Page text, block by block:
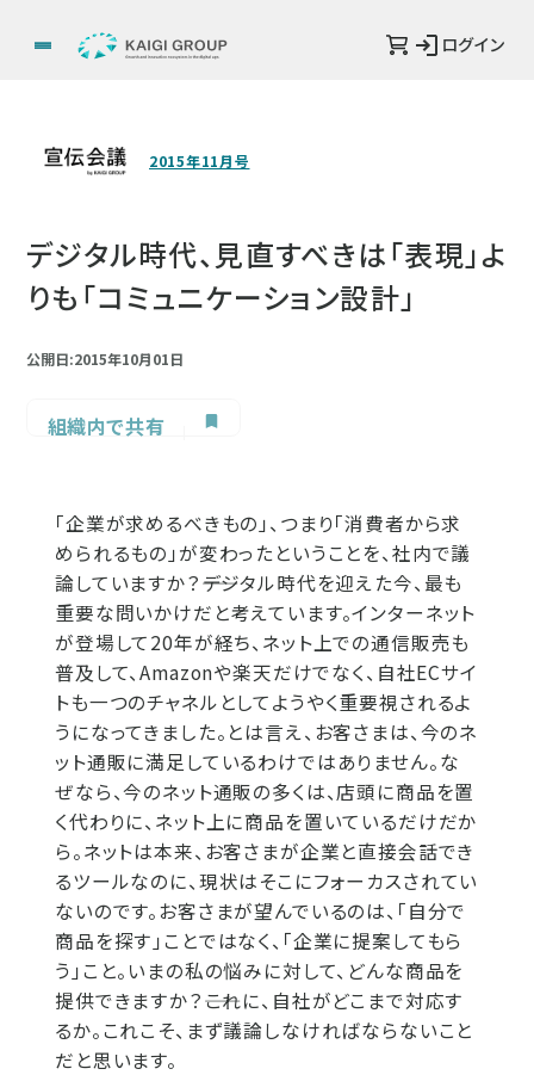
ログイン
2015年11月号
デジタル時代、見直すべきは「表現」よ
りも「コミュニケーション設計」
公開日:2015年10月01日
組織内で共有
「企業が求めるべきもの」、つまり「消費者から求
められるもの」が変わったということを、社内で議
論していますか？――デジタル時代を迎えた今、最も
重要な問いかけだと考えています。インターネット
が登場して20年が経ち、ネット上での通信販売も
普及して、Amazonや楽天だけでなく、自社ECサイ
トも一つのチャネルとしてようやく重要視されるよ
うになってきました。とは言え、お客さまは、今のネ
ット通販に満足しているわけではありません。な
ぜなら、今のネット通販の多くは、店頭に商品を置
く代わりに、ネット上に商品を置いているだけだか
ら。ネットは本来、お客さまが企業と直接会話でき
るツールなのに、現状はそこにフォーカスされてい
ないのです。お客さまが望んでいるのは、「自分で
商品を探す」ことではなく、「企業に提案してもら
う」こと。いまの私の悩みに対して、どんな商品を
提供できますか？――これに、自社がどこまで対応す
るか。これこそ、まず議論しなければならないこと
だと思います。